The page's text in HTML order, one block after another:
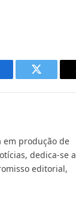
Twitter
em produção de
dedica-se a
editorial,